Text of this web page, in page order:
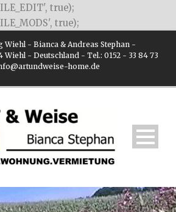
true);
true);
Wiehl - Bianca & Andreas Stephan -
Wiehl - Deutschland - Tel.: 0152 - 33 84 73
home.de